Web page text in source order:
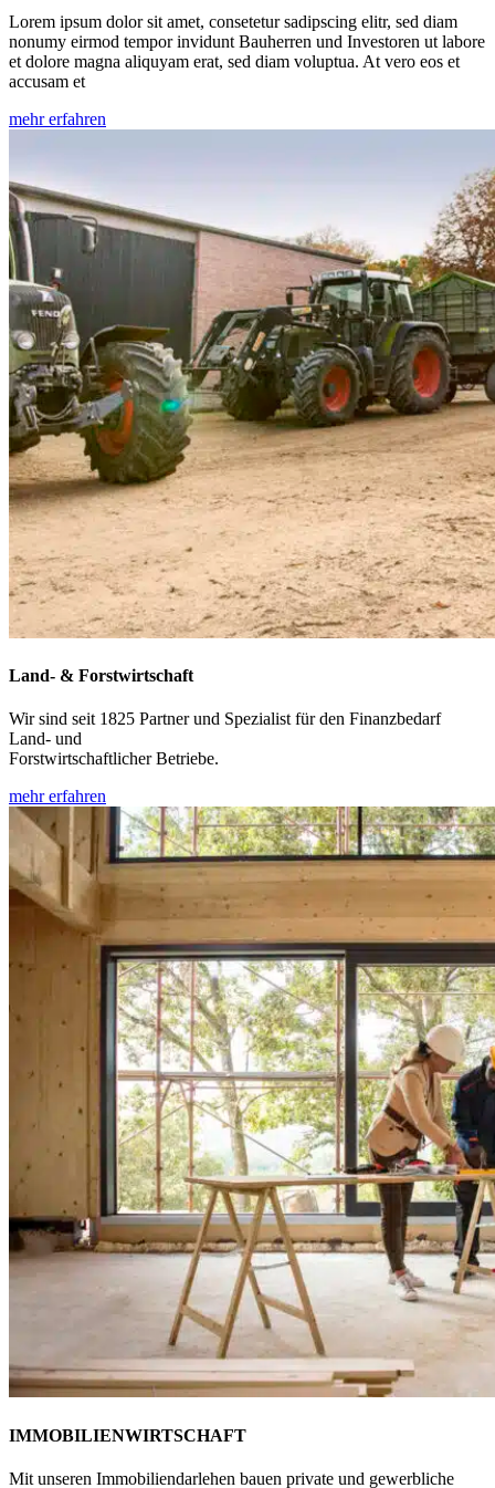
Lorem ipsum dolor sit amet, consetetur sadipscing elitr, sed diam
nonumy eirmod tempor invidunt Bauherren und Investoren ut labore
et dolore magna aliquyam erat, sed diam voluptua. At vero eos et
accusam et
mehr erfahren
Land- & Forstwirtschaft
Wir sind seit 1825 Partner und Spezialist für den Finanzbedarf
Land- und
ForstwirtschaftlicherBetriebe.
mehr erfahren
IMMOBILIENWIRTSCHAFT
Mit unseren Immobiliendarlehen bauen private und gewerbliche